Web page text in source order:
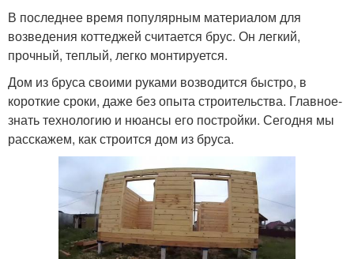
В последнее время популярным материалом для
возведения коттеджей считается брус. Он легкий,
прочный, теплый, легко монтируется.
Дом из бруса своими руками возводится быстро, в
короткие сроки, даже без опыта строительства. Главное-
знать технологию и нюансы его постройки. Сегодня мы
расскажем, как строится дом из бруса.